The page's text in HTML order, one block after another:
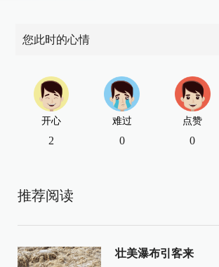
您此时的心情
开心
2
难过
0
点赞
0
推荐阅读
壮美瀑布引客来